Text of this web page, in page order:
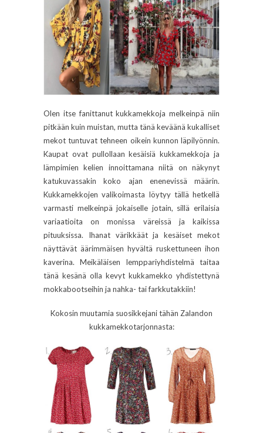
Olen itse fanittanut kukkamekkoja melkeinpä niin
pitkään kuin muistan, mutta tänä keväänä kukalliset
mekot tuntuvat tehneen oikein kunnon läpilyönnin.
Kaupat ovat pullollaan kesäisiä kukkamekkoja ja
lämpimien kelien innoittamana niitä on näkynyt
katukuvassakin koko ajan enenevissä määrin.
Kukkamekkojen valikoimasta löytyy tällä hetkellä
varmasti melkeinpä jokaiselle jotain, sillä erilaisia
variaatioita on monissa väreissä ja kaikissa
pituuksissa. Ihanat värikkäät ja kesäiset mekot
näyttävät äärimmäisen hyvältä ruskettuneen ihon
kaverina. Meikäläisen lemppariyhdistelmä taitaa
tänä kesänä olla kevyt kukkamekko yhdistettynä
mokkabootseihin ja nahka- tai farkkutakkiin!
Kokosin muutamia suosikkejani tähän Zalandon
kukkamekkotarjonnasta: